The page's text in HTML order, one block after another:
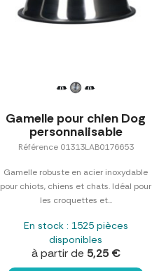
Gamelle pour chien Dog
personnalisable
Référence 01313LAB0176653
Gamelle robuste en acier inoxydable
pour chiots, chiens et chats. Idéal pour
les croquettes et...
En stock : 1525 pièces
disponibles
à partir de 5,25 €